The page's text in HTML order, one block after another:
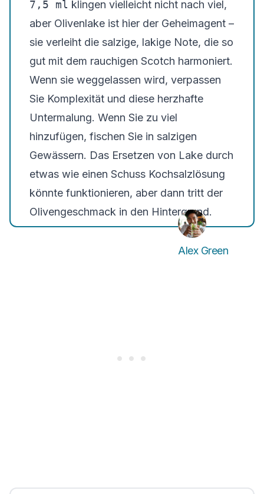
7,5 ml klingen vielleicht nicht nach viel,
aber Olivenlake ist hier der Geheimagent –
sie verleiht die salzige, lakige Note, die so
gut mit dem rauchigen Scotch harmoniert.
Wenn sie weggelassen wird, verpassen
Sie Komplexität und diese herzhafte
Untermalung. Wenn Sie zu viel
hinzufügen, fischen Sie in salzigen
Gewässern. Das Ersetzen von Lake durch
etwas wie einen Schuss Kochsalzlösung
könnte funktionieren, aber dann tritt der
Olivengeschmack in den Hintergrund.
Alex Green